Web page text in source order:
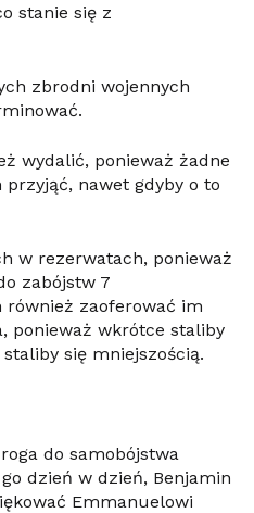
stanie się z
zbrodni wojennych
wydalić, ponieważ żadne
przyjąć, nawet gdyby o to
w rezerwatach, ponieważ
zabójstw 7
również zaoferować im
ponieważ wkrótce staliby
się mniejszością.
do samobójstwa
dzień w dzień, Benjamin
Emmanuelowi